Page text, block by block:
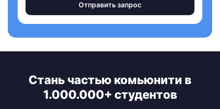
Отправить запрос
Стань частью комьюнити в
1.000.000+ студентов